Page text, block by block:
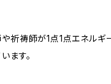
祈祷師が1点1点エネルギ
ます。